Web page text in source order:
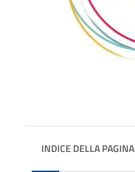
INDICE DELLA PAGINA